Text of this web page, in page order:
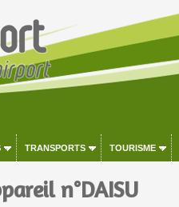
TRANSPORTS TOURISME
n°DAISU